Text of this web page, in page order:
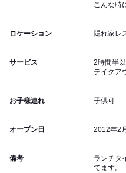
こんな時
ロケーション 隠れ家レ
サービス
2時間半
テイクア
お子様連れ 子供可
オープン日 2012年2
備考
ランチタ
てます。